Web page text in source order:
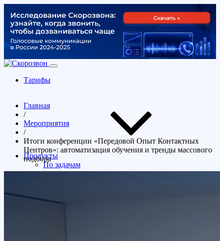
Тарифы
Продукты
По задачам
Главная
/
Мероприятия
/
Итоги конференции «Передовой Опыт Контактных
Центров»: автоматизация обучения и тренды массового
подбора